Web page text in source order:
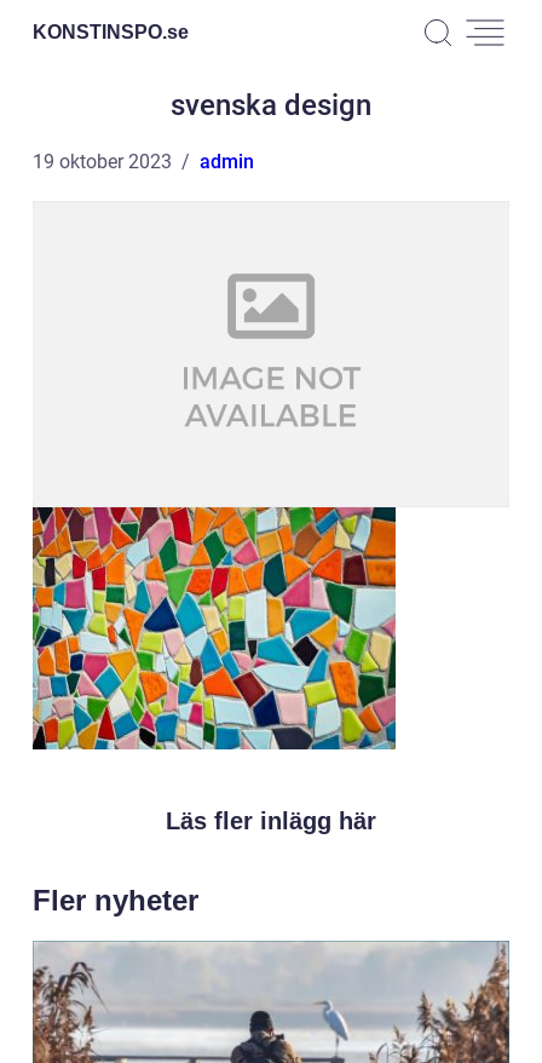
KONSTINSPO.se
svenska design
19 oktober 2023 admin
Läs fler inlägg här
Fler nyheter